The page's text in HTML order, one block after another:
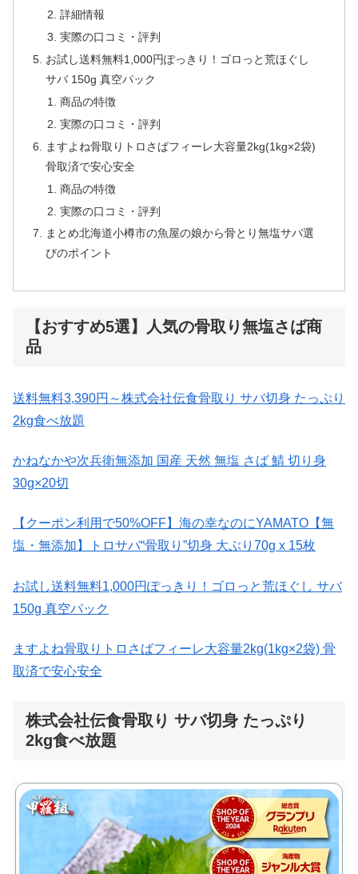
詳細情報
実際の口コミ・評判
お試し送料無料1,000円ぽっきり！ゴロっと荒ほぐし
サバ 150g 真空パック
商品の特徴
実際の口コミ・評判
ますよね骨取りトロさばフィーレ大容量2kg(1kg×2袋)
骨取済で安心安全
商品の特徴
実際の口コミ・評判
まとめ北海道小樽市の魚屋の娘から骨とり無塩サバ選
びのポイント
【おすすめ5選】人気の骨取り無塩さば商
品
送料無料3,390円～株式会社伝食骨取り サバ切身 たっぷり
2kg食べ放題
かねなかや次兵衛無添加 国産 天然 無塩 さば 鯖 切り身
30g×20切
【クーポン利用で50%OFF】海の幸なのにYAMATO【無
塩・無添加】トロサバ“骨取り”切身 大ぶり70g x 15枚
お試し送料無料1,000円ぽっきり！ゴロっと荒ほぐし サバ
150g 真空パック
ますよね骨取りトロさばフィーレ大容量2kg(1kg×2袋) 骨
取済で安心安全
株式会社伝食骨取り サバ切身 たっぷり
2kg食べ放題